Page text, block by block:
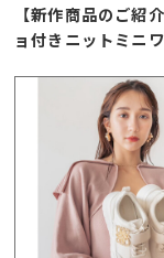
【新作商品のご紹
ョ付きニットミニ